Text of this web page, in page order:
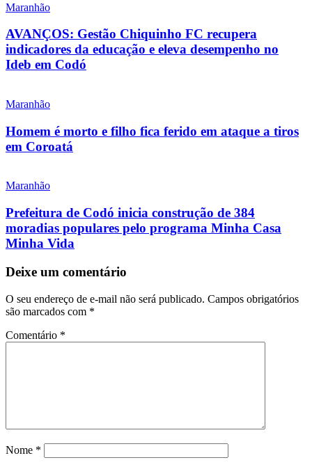
Maranhão
AVANÇOS: Gestão Chiquinho FC recupera
indicadores da educação e eleva desempenho no
Ideb em Codó
Maranhão
Homem é morto e filho fica ferido em ataque a tiros
em Coroatá
Maranhão
Prefeitura de Codó inicia construção de 384
moradias populares pelo programa Minha Casa
Minha Vida
Deixe um comentário
O seu endereço de e-mail não será publicado. Campos obrigatórios
são marcados com *
Comentário *
Nome *